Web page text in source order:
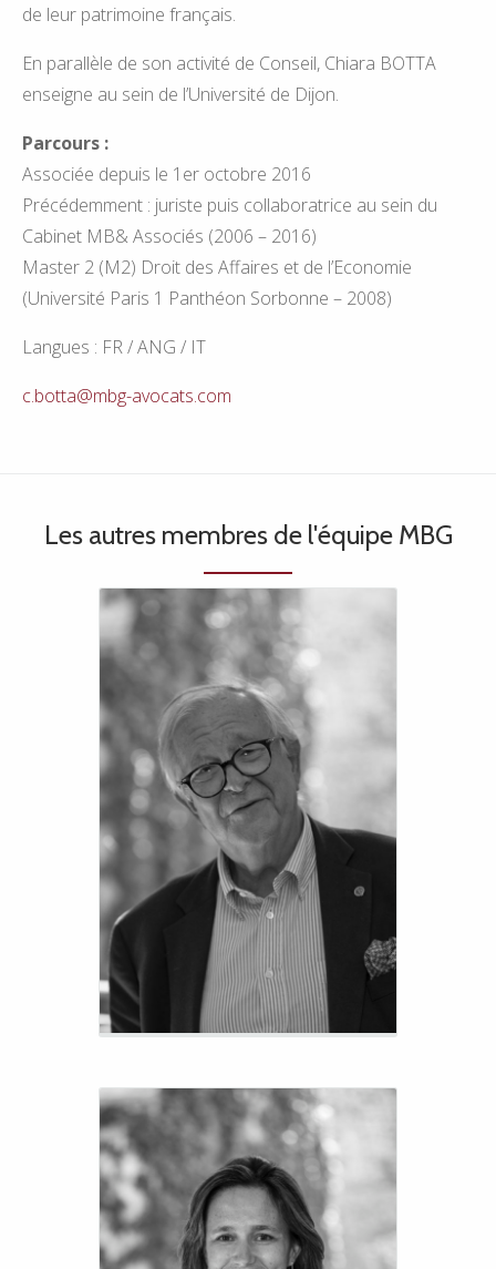
de leur patrimoine français.
En parallèle de son activité de Conseil, Chiara BOTTA
enseigne au sein de l’Université de Dijon.
Parcours :
Associée depuis le 1er octobre 2016
Précédemment : juriste puis collaboratrice au sein du
Cabinet MB& Associés (2006 – 2016)
Master 2 (M2) Droit des Affaires et de l’Economie
(Université Paris 1 Panthéon Sorbonne – 2008)
Langues : FR / ANG / IT
c.botta@mbg-avocats.com
Les autres membres de l'équipe MBG